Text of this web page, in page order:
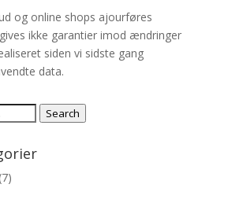
og online shops ajourføres
ikke garantier imod ændringer
siden vi sidste gang
data.
Search
(7)